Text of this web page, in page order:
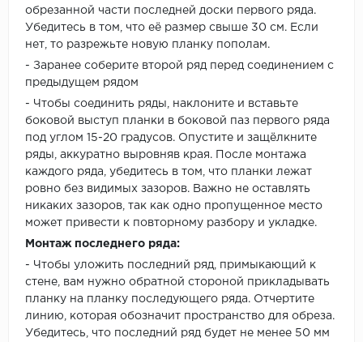
обрезанной части последней доски первого ряда.
Убедитесь в том, что её размер свыше 30 см. Если
нет, то разрежьте новую планку пополам.
- Заранее соберите второй ряд перед соединением с
предыдущем рядом
- Чтобы соединить ряды, наклоните и вставьте
боковой выступ планки в боковой паз первого ряда
под углом 15-20 градусов. Опустите и защёлкните
ряды, аккуратно выровняв края. После монтажа
каждого ряда, убедитесь в том, что планки лежат
ровно без видимых зазоров. Важно не оставлять
никаких зазоров, так как одно пропущенное место
может привести к повторному разбору и укладке.
Монтаж последнего ряда:
- Чтобы уложить последний ряд, примыкающий к
стене, вам нужно обратной стороной прикладывать
планку на планку последующего ряда. Отчертите
линию, которая обозначит пространство для обреза.
Убедитесь, что последний ряд будет не менее 50 мм